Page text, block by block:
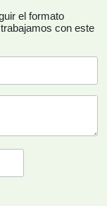
el formato
con este